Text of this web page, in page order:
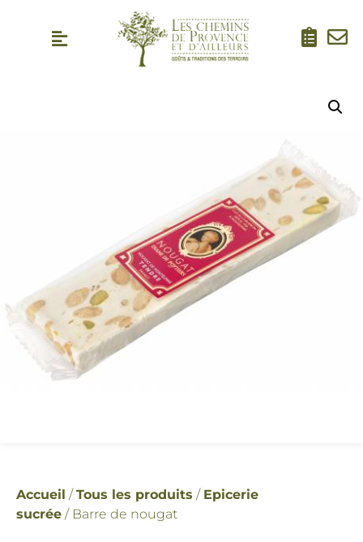
Accueil /Tous les produits / Epicerie
sucrée / Barre de nougat